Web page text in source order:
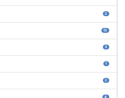
2
12
3
1
2
4